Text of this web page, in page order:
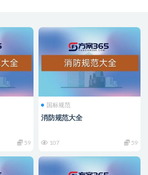
59
国标规范
消防规范大全
107 59